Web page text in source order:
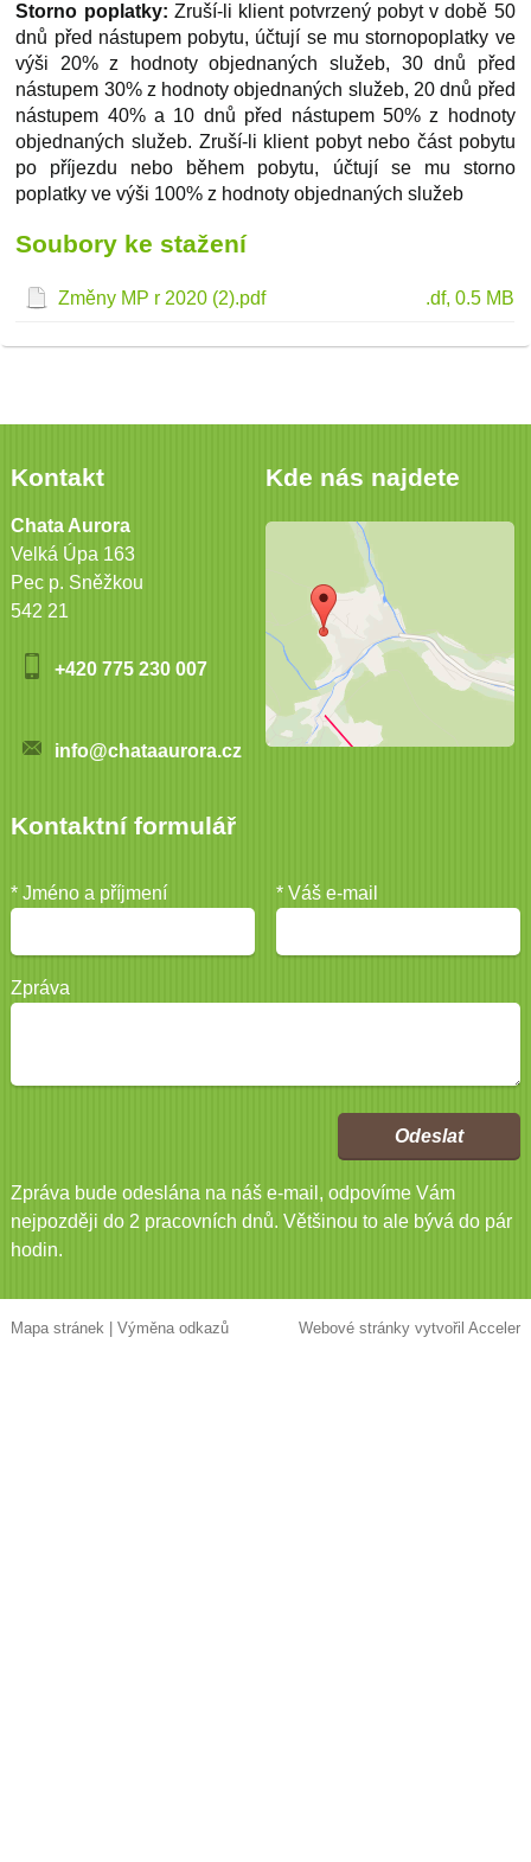
Storno poplatky: Zruší-li klient potvrzený pobyt v době 50
dnů před nástupem pobytu, účtují se mu stornopoplatky ve
výši 20% z hodnoty objednaných služeb, 30 dnů před
nástupem 30% z hodnoty objednaných služeb, 20 dnů před
nástupem 40% a 10 dnů před nástupem 50% z hodnoty
objednaných služeb. Zruší-li klient pobyt nebo část pobytu
po příjezdu nebo během pobytu, účtují se mu storno
poplatky ve výši 100% z hodnoty objednaných služeb
Soubory ke stažení
Změny MP r 2020 (2).pdf .df, 0.5 MB
Kontakt
Chata Aurora
Velká Úpa 163
Pec p. Sněžkou
542 21
+420 775 230 007
info@chataaurora.cz
Kde nás najdete
Kontaktní formulář
* Jméno a příjmení * Váš e-mail
Zpráva
Odeslat
Zpráva bude odeslána na náš e-mail, odpovíme Vám
nejpozději do 2 pracovních dnů. Většinou to ale bývá do pár
hodin.
Webové stránky vytvořilAcceler
Mapa stránek| Výměna odkazů